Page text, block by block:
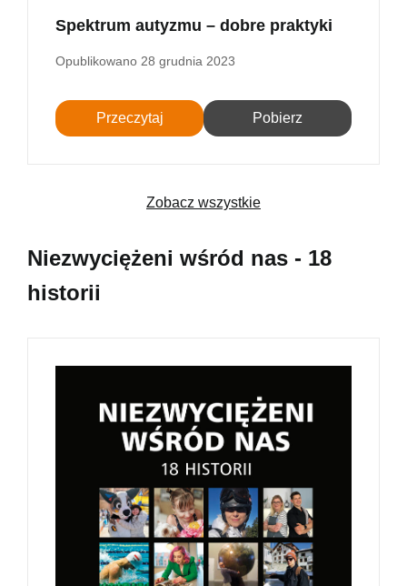
Spektrum autyzmu – dobre praktyki
Opublikowano 28 grudnia 2023
Przeczytaj Pobierz
Zobacz wszystkie
Niezwyciężeni wśród nas - 18
historii